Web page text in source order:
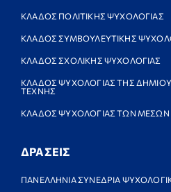
ΚΛΑΔΟΣ ΠΟΛΙΤΙΚΗΣ ΨΥΧΟΛΟΓΙΑΣ
ΚΛΑΔΟΣ ΣΥΜΒΟΥΛΕΥΤΙΚΗΣ
ΚΛΑΔΟΣ ΣΧΟΛΙΚΗΣ ΨΥΧΟΛΟΓΙΑΣ
ΚΛΑΔΟΣ ΨΥΧΟΛΟΓΙΑΣ ΤΗΣ
ΤΕΧΝΗΣ
ΚΛΑΔΟΣ ΨΥΧΟΛΟΓΙΑΣ ΤΩΝ ΜΕΣΩΝ
ΔΡΑΣΕΙΣ
ΠΑΝΕΛΛΗΝΙΑ ΣΥΝΕΔΡΙΑ